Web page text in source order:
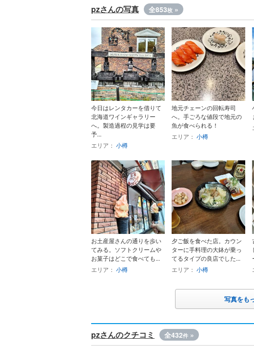
pzさんの写真 全853枚 »
今日はレンタカーを借りて
北海道ワインギャラリー
へ。製造過程の見学は要
予...
エリア： 小樽
地元チェーンの回転寿司
へ。手ごろな値段で地元の
魚が食べられる！
エリア： 小樽
お土産屋さんの通りを歩い
てみる。ソフトクリームや
お菓子はどこで食べても...
エリア： 小樽
夕ご飯を食べた店。カウン
ターに手料理の大鉢が乗っ
てるタイプの良店でした...
エリア： 小樽
写真をも
pzさんのクチコミ 全432件 »